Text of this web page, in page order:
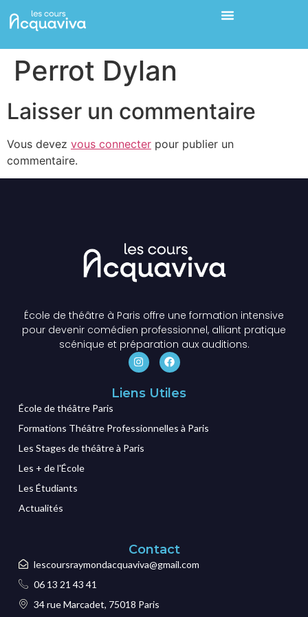
Perrot Dylan
Laisser un commentaire
Vous devez vous connecter pour publier un
commentaire.
École de théâtre à Paris offre une formation intensive
pour devenir comédien professionnel, alliant pratique
scénique et préparation aux auditions.
Liens Utiles
École de théâtre Paris
Formations Théâtre Professionnelles à Paris
Les Stages de théâtre à Paris
Les + de l'École
Les Étudiants
Actualités
Contact
lescoursraymondacquaviva@gmail.com
06 13 21 43 41
34 rue Marcadet, 75018 Paris